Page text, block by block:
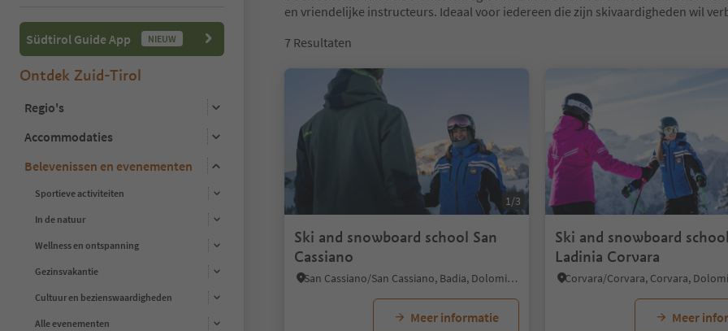
gebruikerslink
Südtirol Guide App NIEUW
Ontdek Zuid-Tirol
Regio's
Accommodaties
Belevenissen en evenementen
Sportieve activiteiten
In de natuur
Wellness en ontspanning
Gezinsvakantie
Cultuur en bezienswaardigheden
Alle evenementen
en vriendelijke instructeurs. Ideaal voor iedereen die zijn skivaardigheden wil
7 Resultaten
1/3
Ski and snowboard school San
Cassiano
San Cassiano/San Cassiano, Badia, Dolomites Region Alta Badia
Meer informatie
Ski and snowboard school
Ladinia Corvara
Meer